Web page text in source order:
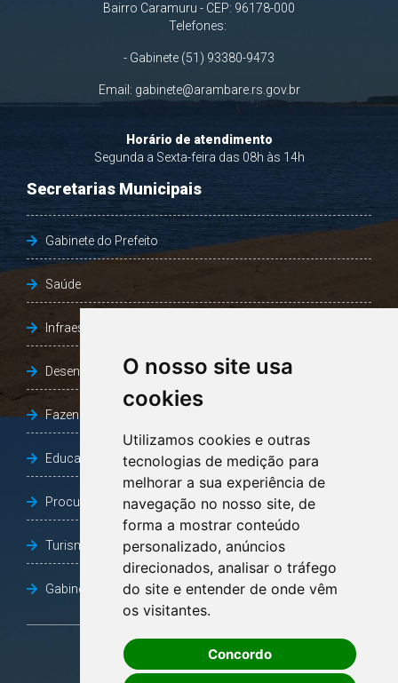
O nosso site usa
cookies
Utilizamos cookies e outras
tecnologias de medição para
melhorar a sua experiência de
navegação no nosso site, de
forma a mostrar conteúdo
personalizado, anúncios
direcionados, analisar o tráfego
do site e entender de onde vêm
os visitantes.
Concordo
Bairro Caramuru - CEP: 96178-000
Telefones:
- Gabinete (51) 93380-9473
Email: gabinete@arambare.rs.gov.br
Horário de atendimento
Segunda a Sexta-feira das 08h às 14h
Secretarias Municipais
Gabinete do Prefeito
Saúde
Infraestrutura, Agricultura e Meio Ambiente
Desenvolvimento Social
Fazenda e Desenvolvimento Econômico
Educação
Procuradoria Geral do Município
Turismo, Desporto e Cultura
Gabinete Vice-Prefeito
OUVIDORIA